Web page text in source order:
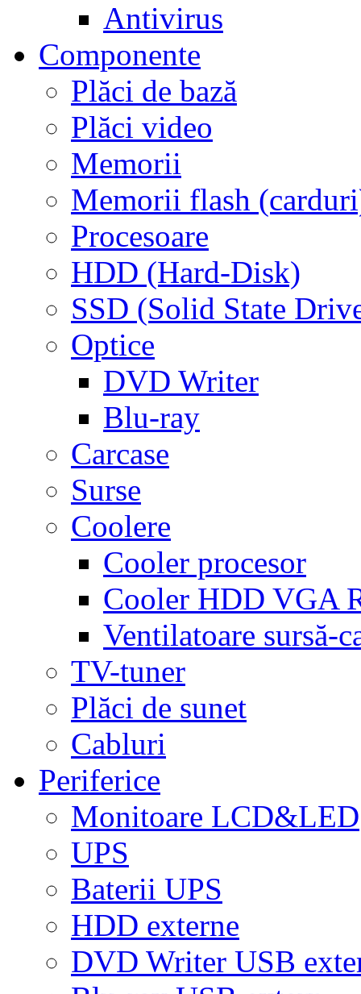
Antivirus
Componente
Plăci de bază
Plăci video
Memorii
Memorii flash
Procesoare
HDD (Hard-Disk)
SSD (Solid State
Optice
DVD Writer
Blu-ray
Carcase
Surse
Coolere
Cooler procesor
Cooler HDD VGA
Ventilatoare sursă-
TV-tuner
Plăci de sunet
Cabluri
Periferice
Monitoare LCD&LED
UPS
Baterii UPS
HDD externe
DVD Writer USB